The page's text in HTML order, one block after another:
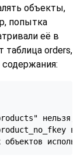
объекты,
попытка
её в
таблица orders,
нельзя,